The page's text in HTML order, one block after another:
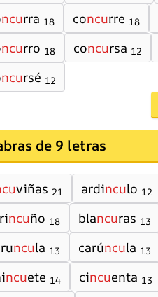
ncurra 18 concurre 18
ncurro 18 concursa 12
ncursé 12
de 9 letras
viñas 21 ardinculo 12
ncuño 18 blancuras 13
ncula 13 carúncula 13
ncuete 14 cincuenta 13